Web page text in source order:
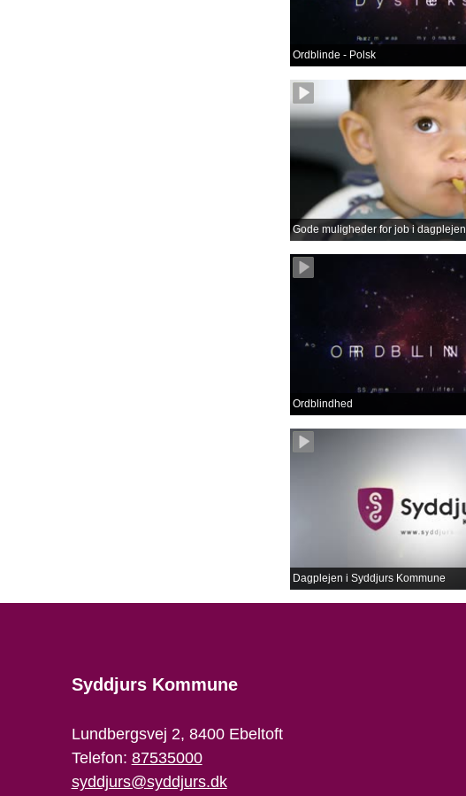
Ordblinde - Polsk
Gode muligheder for job i dagplejen
Ordblindhed
Dagplejen i Syddjurs Kommune
Syddjurs Kommune
Lundbergsvej 2, 8400 Ebeltoft
Telefon: 87535000
syddjurs@syddjurs.dk